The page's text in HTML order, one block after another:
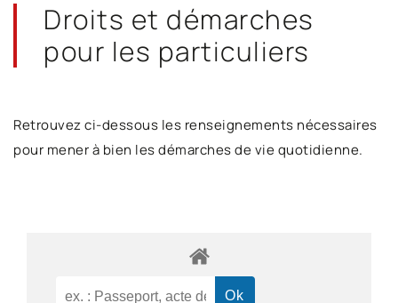
Droits et démarches
pour les particuliers
Retrouvez ci-dessous les renseignements nécessaires
pour mener à bien les démarches de vie quotidienne.